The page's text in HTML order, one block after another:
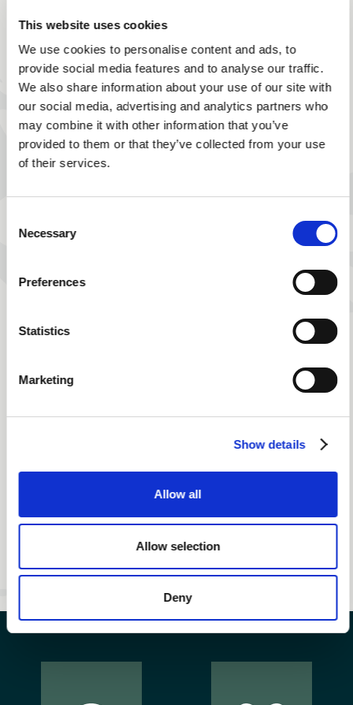
This website uses cookies
We use cookies to personalise content and ads, to
provide social media features and to analyse our traffic.
We also share information about your use of our site with
our social media, advertising and analytics partners who
may combine it with other information that you’ve
provided to them or that they’ve collected from your use
of their services.
Selection
Necessary
Preferences
Statistics
Marketing
Show details
Allow all
Allow selection
Deny